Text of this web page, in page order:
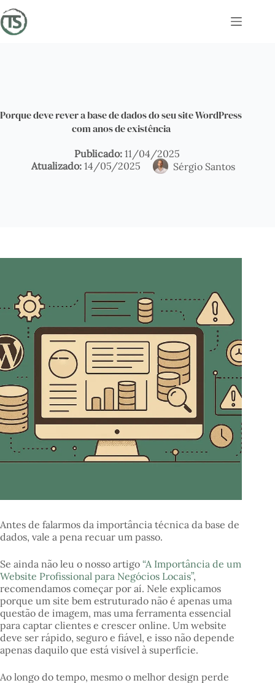
Pular
para
o
Porque deve rever a base de dados do seu site WordPress
com anos de existência
11/04/2025
14/05/2025
Sérgio Santos
Antes de falarmos da importância técnica da base de
dados, vale a pena recuar um passo.
Se ainda não leu o nosso artigo “A Importância de um
Website Profissional para Negócios Locais”,
recomendamos começar por aí. Nele explicamos
porque um site bem estruturado não é apenas uma
questão de imagem, mas uma ferramenta essencial
para captar clientes e crescer online. Um website
deve ser rápido, seguro e fiável, e isso não depende
apenas daquilo que está visível à superfície.
Ao longo do tempo, mesmo o melhor design perde